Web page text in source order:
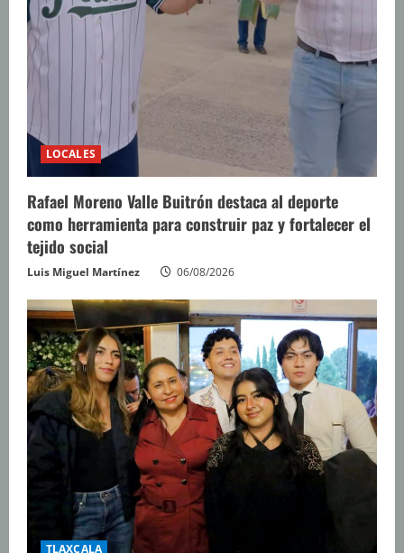
LOCALES
Rafael Moreno Valle Buitrón destaca al deporte
como herramienta para construir paz y fortalecer el
tejido social
Luis Miguel Martínez 06/08/2026
TLAXCALA